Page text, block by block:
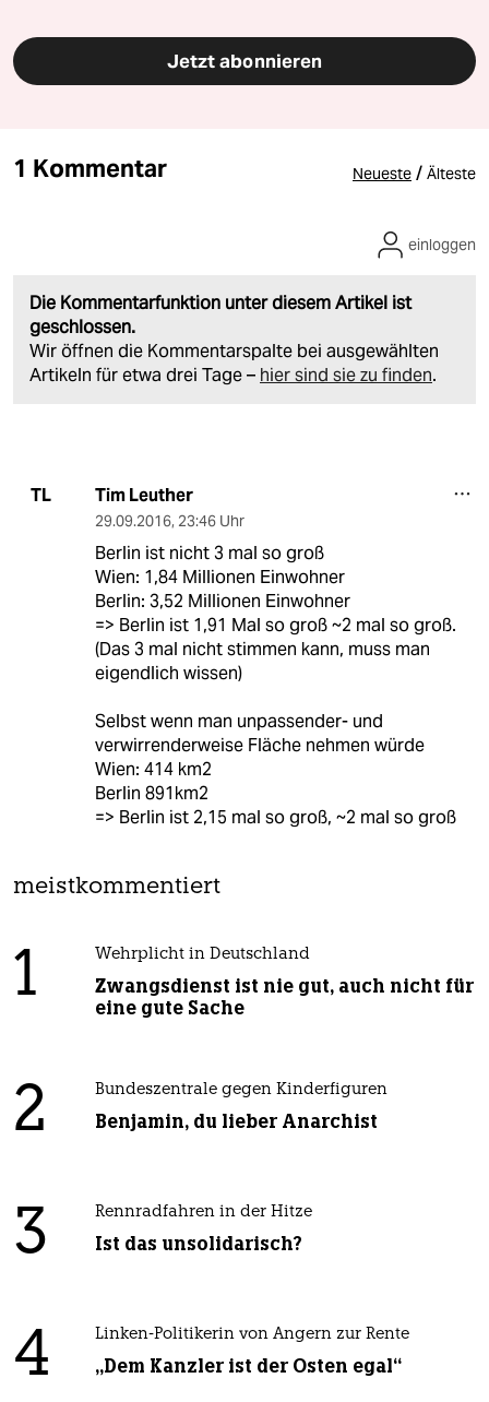
Jetzt abonnieren
1 Kommentar Neueste / Älteste
Die Kommentarfunktion unter diesem Artikel ist
geschlossen.
Wir öffnen die Kommentarspalte bei ausgewählten
Artikeln für etwa drei Tage – hier sind sie zu finden.
einloggen
TL Tim Leuther
29.09.2016, 23:46 Uhr
Berlin ist nicht 3 mal so groß
Wien: 1,84 Millionen Einwohner
Berlin: 3,52 Millionen Einwohner
=> Berlin ist 1,91 Mal so groß ~2 mal so groß.
(Das 3 mal nicht stimmen kann, muss man
eigendlich wissen)
Selbst wenn man unpassender- und
verwirrenderweise Fläche nehmen würde
Wien: 414 km2
Berlin 891km2
=> Berlin ist 2,15 mal so groß, ~2 mal so groß
meistkommentiert
1 Wehrplicht in Deutschland
Zwangsdienst ist nie gut, auch nicht für
eine gute Sache
2 Bundeszentrale gegen Kinderfiguren
Benjamin, du lieber Anarchist
3 Rennradfahren in der Hitze
Ist das unsolidarisch?
4 Linken-Politikerin von Angern zur Rente
„Dem Kanzler ist der Osten egal“